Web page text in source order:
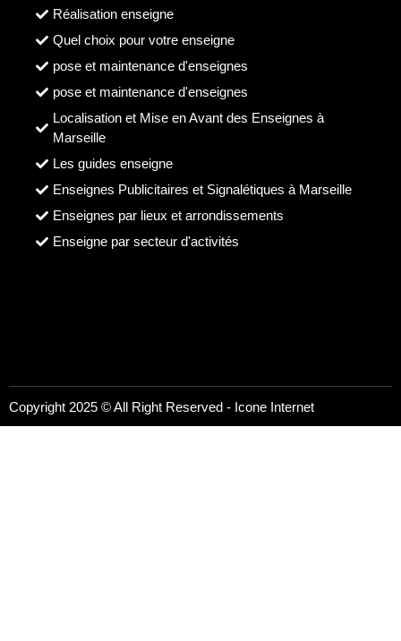
Réalisation enseigne
Quel choix pour votre enseigne
pose et maintenance d'enseignes
pose et maintenance d'enseignes
Localisation et Mise en Avant des Enseignes à
Marseille
Les guides enseigne
Enseignes Publicitaires et Signalétiques à Marseille
Enseignes par lieux et arrondissements
Enseigne par secteur d'activités
Copyright 2025 © All Right Reserved - Icone Internet